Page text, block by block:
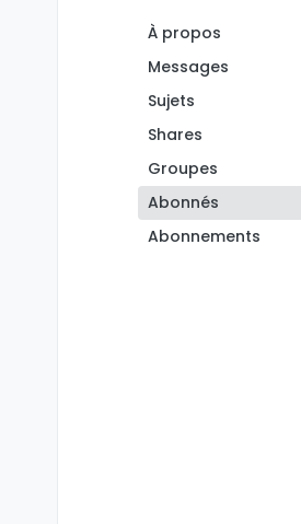
À propos
Messages
Sujets
Shares
Groupes
Abonnés
Abonnements